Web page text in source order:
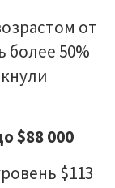
от
более 50%
$88 000
$113